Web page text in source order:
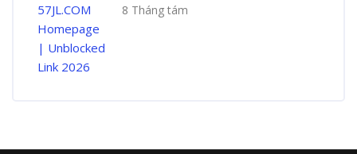
8 Tháng tám